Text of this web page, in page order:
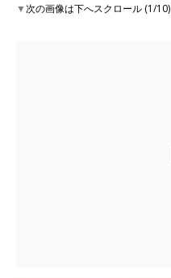
▼次の画像は下へスクロール (1/10)